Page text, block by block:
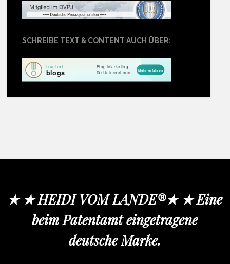
SCHREIBE TEXT & CONTENT AUCH ÜBER:
★ ★ HEIDI VOM LANDE®★ ★ Eine
beim Patentamt eingetragene
deutsche Marke.